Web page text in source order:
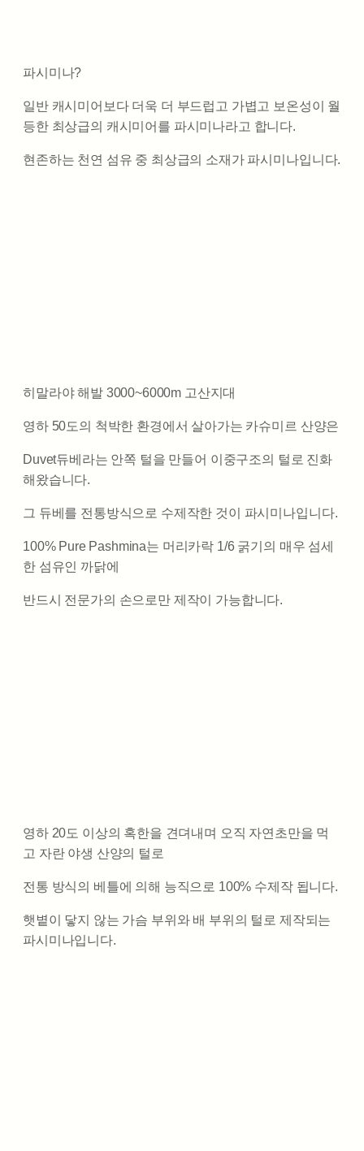
파시미나?
일반 캐시미어보다 더욱 더 부드럽고 가볍고 보온성이 월
등한 최상급의 캐시미어를 파시미나라고 합니다.
현존하는 천연 섬유 중 최상급의 소재가 파시미나입니다.
히말라야 해발 3000~6000m 고산지대
영하 50도의 척박한 환경에서 살아가는 카슈미르 산양은
Duvet듀베라는 안쪽 털을 만들어 이중구조의 털로 진화
해왔습니다.
그 듀베를 전통방식으로 수제작한 것이 파시미나입니다.
100% Pure Pashmina는 머리카락 1/6 굵기의 매우 섬세
한 섬유인 까닭에
반드시 전문가의 손으로만 제작이 가능합니다.
영하 20도 이상의 혹한을 견뎌내며 오직 자연초만을 먹
고 자란 야생 산양의 털로
전통 방식의 베틀에 의해 능직으로 100% 수제작 됩니다.
햇볕이 닿지 않는 가슴 부위와 배 부위의 털로 제작되는
파시미나입니다.